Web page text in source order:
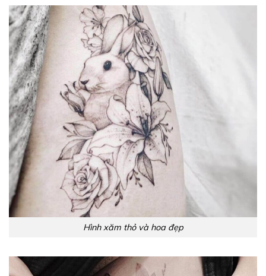
Hình xăm thỏ và hoa đẹp